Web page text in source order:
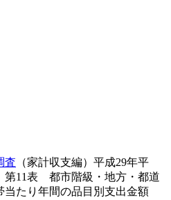
査 （家計収支編）平成29年平
第11表 都市階級・地方・都道
当たり年間の品目別支出金額